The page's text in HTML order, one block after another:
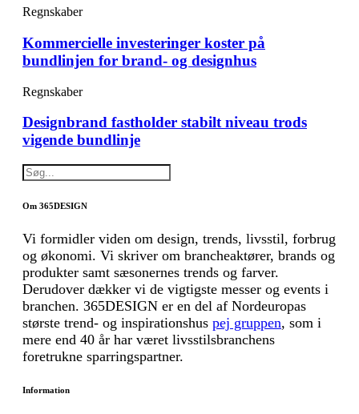
Regnskaber
Kommercielle investeringer koster på
bundlinjen for brand- og designhus
Regnskaber
Designbrand fastholder stabilt niveau trods
vigende bundlinje
Om 365DESIGN
Vi formidler viden om design, trends, livsstil, forbrug
og økonomi. Vi skriver om brancheaktører, brands og
produkter samt sæsonernes trends og farver.
Derudover dækker vi de vigtigste messer og events i
branchen. 365DESIGN er en del af Nordeuropas
største trend- og inspirationshus pej gruppen, som i
mere end 40 år har været livsstilsbranchens
foretrukne sparringspartner.
Information